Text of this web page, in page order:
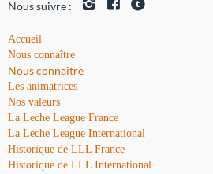
Nous suivre :
Accueil
Nous connaître
Nous connaître
Les animatrices
Nos valeurs
La Leche League France
La Leche League International
Historique de LLL France
Historique de LLL International